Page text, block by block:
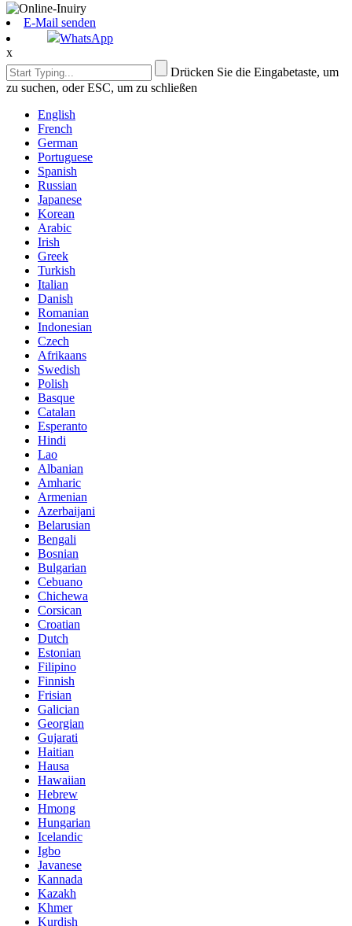
E-Mail senden
WhatsApp
x
Drücken Sie die Eingabetaste, um
zu suchen, oder ESC, um zu schließen
English
French
German
Portuguese
Spanish
Russian
Japanese
Korean
Arabic
Irish
Greek
Turkish
Italian
Danish
Romanian
Indonesian
Czech
Afrikaans
Swedish
Polish
Basque
Catalan
Esperanto
Hindi
Lao
Albanian
Amharic
Armenian
Azerbaijani
Belarusian
Bengali
Bosnian
Bulgarian
Cebuano
Chichewa
Corsican
Croatian
Dutch
Estonian
Filipino
Finnish
Frisian
Galician
Georgian
Gujarati
Haitian
Hausa
Hawaiian
Hebrew
Hmong
Hungarian
Icelandic
Igbo
Javanese
Kannada
Kazakh
Khmer
Kurdish